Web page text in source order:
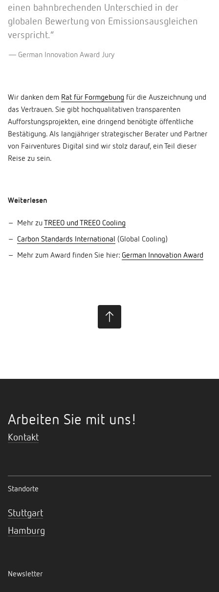
einen bahnbrechenden Unterschied in der
globalen Bewertung von Emissionsausgleichen
verspricht.”
German Innovation Award Jury
Wir danken dem Rat für Formgebung für die Auszeichnung und
das Vertrauen. Sie gibt hochqualitativen transparenten
Aufforstungsprojekten, eine dringend benötigte öffentliche
Bestätigung. Als langjähriger strategischer Berater und Partner
von Fairventures Digital sind wir stolz darauf, ein Teil dieser
Reise zu sein.
Weiterlesen
Mehr zu TREEO und TREEO Cooling
Carbon Standards International (Global Cooling)
Mehr zum Award finden Sie hier: German Innovation Award
Arbeiten Sie mit uns!
Kontakt
Standorte
Stuttgart
Hamburg
Newsletter